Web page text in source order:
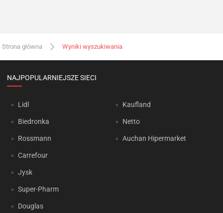
Strona główna Wyniki wyszukiwania
NAJPOPULARNIEJSZE SIECI
Lidl
Biedronka
Rossmann
Carrefour
Jysk
Super-Pharm
Douglas
Kaufland
Netto
Auchan Hipermarket